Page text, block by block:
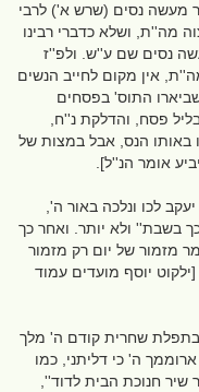
מעשה נסים (שרש א') לרבי
מה''ת, ושלא כדברי רבינו
נסים שם ע''ש. ולפ''ז
אין מקום לחייב הנשים
התוס' בפסחים
פסח, והדלקת נ''ח,
באותו הנס, אבל במצות של
אומר הנ''ל].
לכו ונלכה באור ה',
בשבת'' ולא יותר. ואחר כך
מזמור של יום רק מזמור
יוסף מועדים עמוד
בתפלת שחרית קודם ה' מלך
ה' כי דליתני, כמו
שיר חנוכת הבית לדוד'',